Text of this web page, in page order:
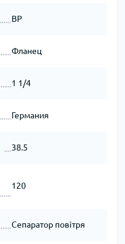
ВР
Фланец
1 1/4
Германия
38.5
120
Сепаратор повітря